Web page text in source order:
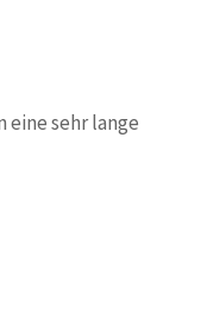
eine sehr lange